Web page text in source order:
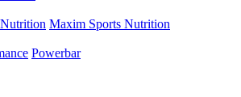
Maxim Sports Nutrition
Powerbar